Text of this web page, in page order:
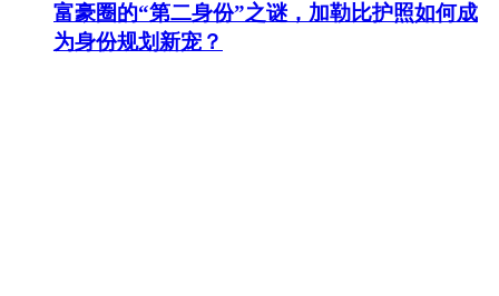
富豪圈的“第二身份”之谜，加勒比护照如何成
为身份规划新宠？